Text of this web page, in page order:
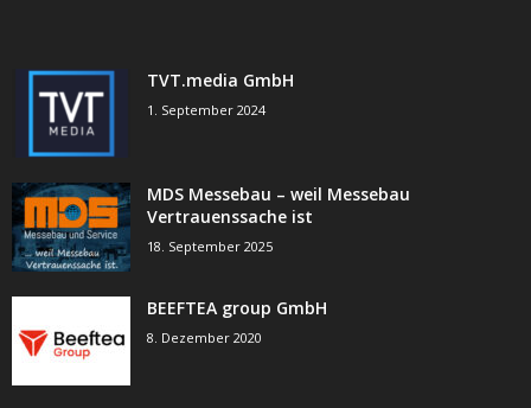
TVT.media GmbH
1. September 2024
MDS Messebau – weil Messebau
Vertrauenssache ist
18. September 2025
BEEFTEA group GmbH
8. Dezember 2020